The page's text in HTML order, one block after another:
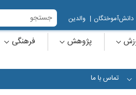
دانش‌آموختگان | والدین
پژوهش فرهنگی
+تماس با ما